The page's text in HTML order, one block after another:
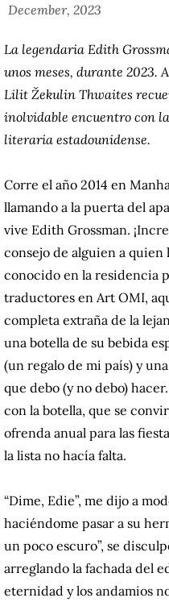
December, 2023
La legendaria Edith
unos meses, durante 2023.
Lilit Žekulin Thwaites
inolvidable encuentro con
literaria estadounidense.
Corre el año 2014 en
llamando a la puerta del
vive Edith Grossman.
consejo de alguien a quien
conocido en la residencia
traductores en Art OMI,
completa extraña de la
una botella de su bebida
(un regalo de mi país) y
que debo (y no debo)
con la botella, que se
ofrenda anual para las
la lista no hacía falta.
“Dime, Edie”, me dijo a
haciéndome pasar a su
un poco escuro”, se
arreglando la fachada del
eternidad y los andamios